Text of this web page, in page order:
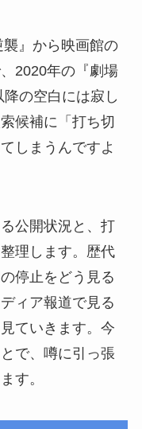
』から映画館の
2020年の『劇場
の空白には寂し
候補に「打ち切
しまうんですよ
公開状況と、打
理します。歴代
停止をどう見る
ィア報道で見る
ていきます。今
で、噂に引っ張
す。